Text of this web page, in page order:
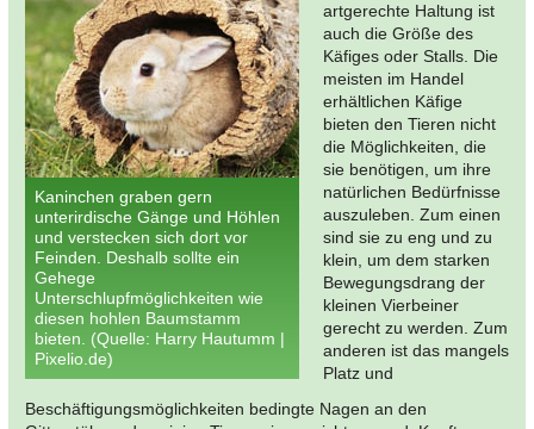
Kaninchen graben gern
unterirdische Gänge und Höhlen
und verstecken sich dort vor
Feinden. Deshalb sollte ein
Gehege
Unterschlupfmöglichkeiten wie
diesen hohlen Baumstamm
bieten. (Quelle: Harry Hautumm |
Pixelio.de)
artgerechte Haltung ist
auch die Größe des
Käfiges oder Stalls. Die
meisten im Handel
erhältlichen Käfige
bieten den Tieren nicht
die Möglichkeiten, die
sie benötigen, um ihre
natürlichen Bedürfnisse
auszuleben. Zum einen
sind sie zu eng und zu
klein, um dem starken
Bewegungsdrang der
kleinen Vierbeiner
gerecht zu werden. Zum
anderen ist das mangels
Platz und
Beschäftigungsmöglichkeiten bedingte Nagen an den